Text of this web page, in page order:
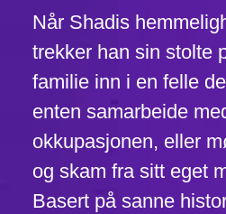
Når Shadis
trekker han sin stolte
familie inn i en felle
enten samarbeide
okkupasjonen, eller
og skam fra sitt eget
Basert på sanne